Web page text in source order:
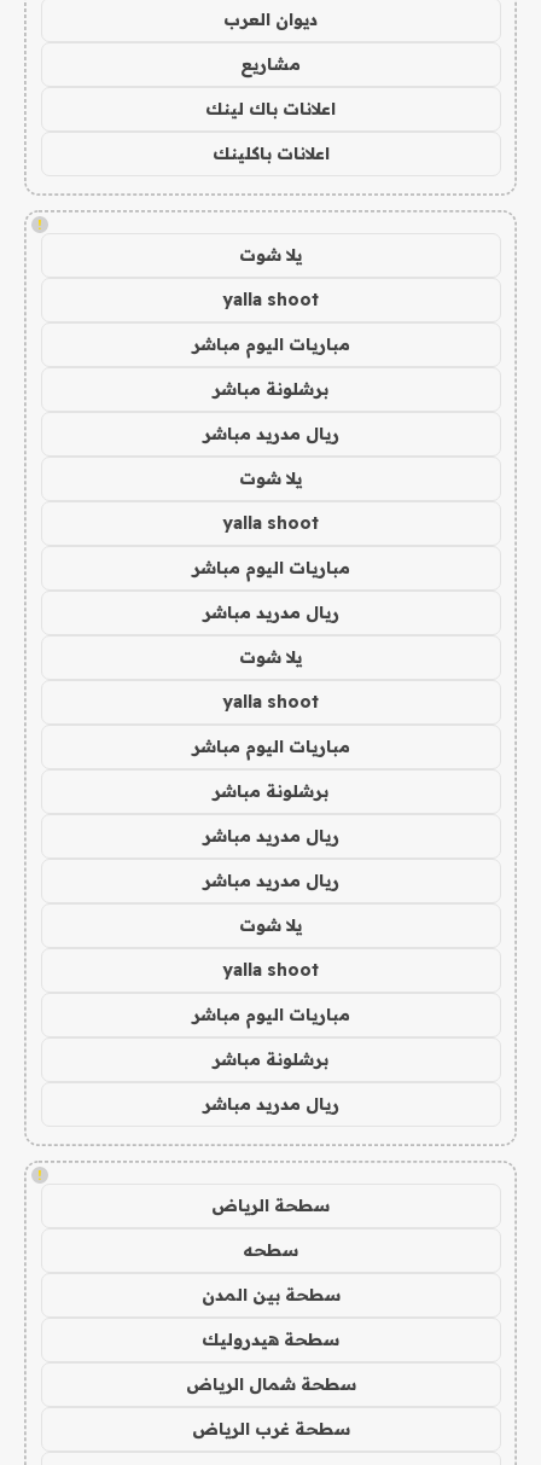
ديوان العرب
مشاريع
اعلانات باك لينك
اعلانات باكلينك
!
يلا شوت
yalla shoot
مباريات اليوم مباشر
برشلونة مباشر
ريال مدريد مباشر
يلا شوت
yalla shoot
مباريات اليوم مباشر
ريال مدريد مباشر
يلا شوت
yalla shoot
مباريات اليوم مباشر
برشلونة مباشر
ريال مدريد مباشر
ريال مدريد مباشر
يلا شوت
yalla shoot
مباريات اليوم مباشر
برشلونة مباشر
ريال مدريد مباشر
!
سطحة الرياض
سطحه
سطحة بين المدن
سطحة هيدروليك
سطحة شمال الرياض
سطحة غرب الرياض